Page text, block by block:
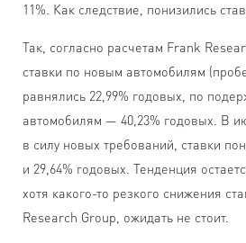
11%. Как следствие, понизились
Так, согласно расчетам Frank
ставки по новым автомобилям
равнялись 22,99% годовых, по
автомобилям — 40,23% годовых. В
в силу новых требований, ставки
и 29,64% годовых. Тенденция
хотя какого-то резкого снижения
Research Group, ожидать не стоит.